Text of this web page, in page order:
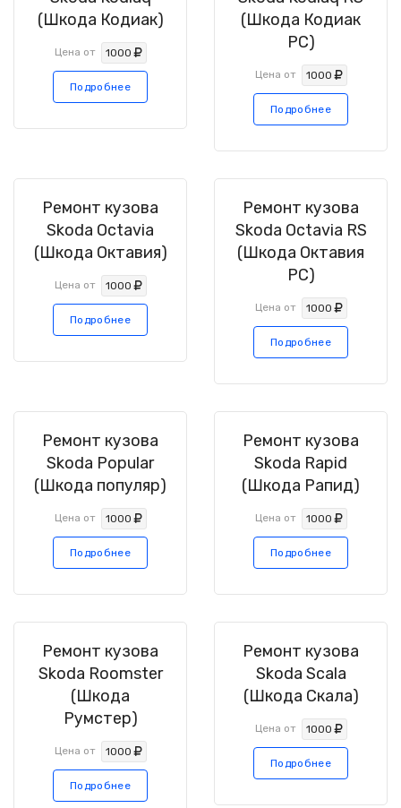
(Шкода Кодиак)
Цена от 1000
Подробнее
(Шкода Кодиак
РС)
Цена от 1000
Подробнее
Ремонт кузова
Skoda Octavia
(Шкода Октавия)
Цена от 1000
Подробнее
Ремонт кузова
Skoda Octavia RS
(Шкода Октавия
РС)
Цена от 1000
Подробнее
Ремонт кузова
Skoda Popular
(Шкода популяр)
Цена от 1000
Подробнее
Ремонт кузова
Skoda Rapid
(Шкода Рапид)
Цена от 1000
Подробнее
Ремонт кузова
Skoda Roomster
(Шкода
Румстер)
Цена от 1000
Подробнее
Ремонт кузова
Skoda Scala
(Шкода Скала)
Цена от 1000
Подробнее